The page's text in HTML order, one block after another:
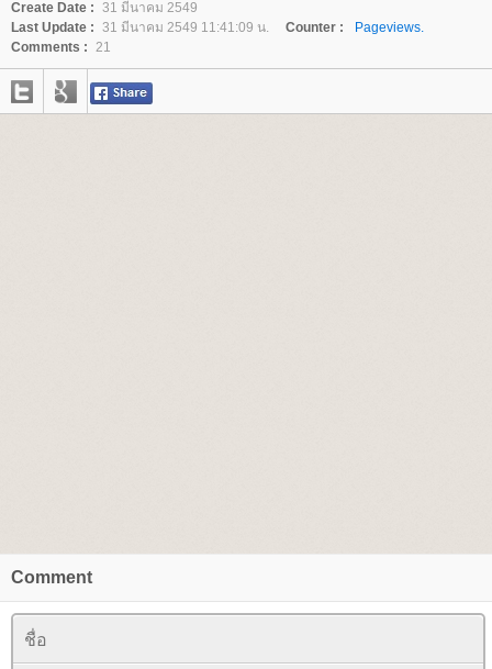
Create Date : 31 มีนาคม 2549
Last Update : 31 มีนาคม 2549 11:41:09 น. Counter :
Pageviews.
Comments : 21
Comment